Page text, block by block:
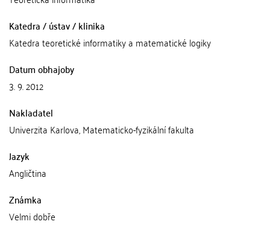
Katedra / ústav / klinika
Katedra teoretické informatiky a matematické logiky
Datum obhajoby
3. 9. 2012
Nakladatel
Univerzita Karlova, Matematicko-fyzikální fakulta
Jazyk
Angličtina
Známka
Velmi dobře